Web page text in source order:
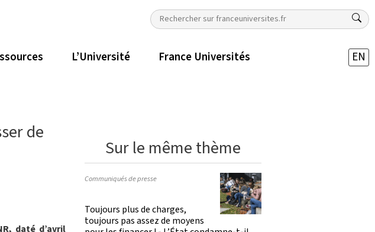
L’Université France Universités EN
de
daté d’avril
Sur le même thème
Communiqués de presse
Toujours plus de charges,
toujours pas assez de moyens